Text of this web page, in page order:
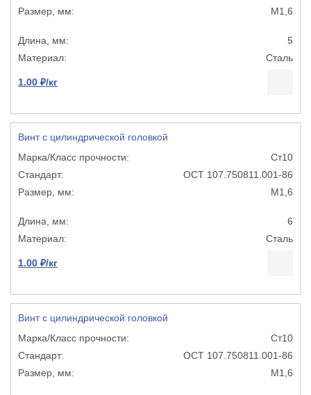
М1,6
5
Сталь
1.00 ₽/кг
Винт с цилиндрической головкой
Ст10
ОСТ 107.750811.001-86
М1,6
6
Сталь
1.00 ₽/кг
Винт с цилиндрической головкой
Ст10
ОСТ 107.750811.001-86
М1,6